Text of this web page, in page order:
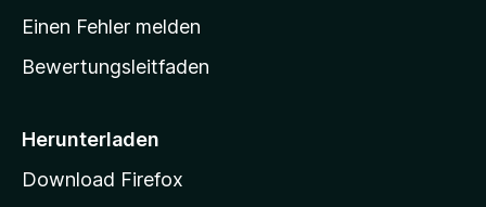
r
s
i
e
Einen Fehler melden
Bewertungsleitfaden
Herunterladen
Download Firefox